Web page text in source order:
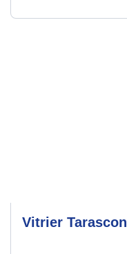
Vitrier Tarascon